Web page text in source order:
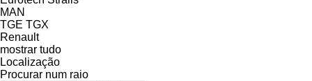
MAN
TGE TGX
Renault
mostrar tudo
Localização
Procurar num raio